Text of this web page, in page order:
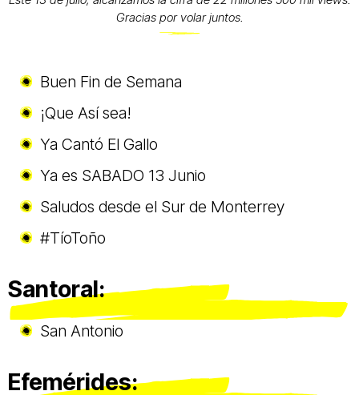
Gracias por volar juntos.
Buen Fin de Semana
¡Que Así sea!
Ya Cantó El Gallo
Ya es SABADO 13 Junio
Saludos desde el Sur de Monterrey
#TíoToño
Santoral:
San Antonio
Efemérides: